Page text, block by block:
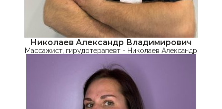
Николаев Александр Владимирович
Массажист, гирудотерапевт - Николаев Александр